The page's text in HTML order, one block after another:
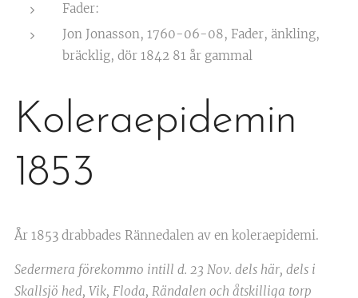
Fader:
Jon Jonasson, 1760-06-08, Fader, änkling,
bräcklig, dör 1842 81 år gammal
Koleraepidemin
1853
År 1853 drabbades Rännedalen av en koleraepidemi.
Sedermera förekommo intill d. 23 Nov. dels här, dels i
Skallsjö hed, Vik, Floda, Rändalen och åtskilliga torp